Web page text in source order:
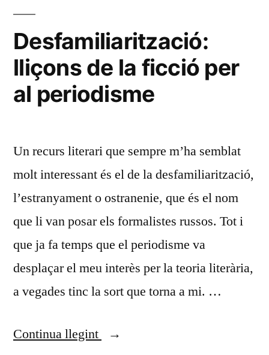
Desfamiliarització:
lliçons de la ficció per
al periodisme
Un recurs literari que sempre m’ha semblat
molt interessant és el de la desfamiliarització,
l’estranyament o ostranenie, que és el nom
que li van posar els formalistes russos. Tot i
que ja fa temps que el periodisme va
desplaçar el meu interès per la teoria literària,
a vegades tinc la sort que torna a mi. …
Continua llegint
«Desfamiliarització: